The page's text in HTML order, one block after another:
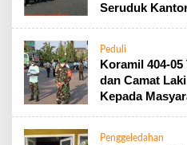
Seruduk
Peduli
Koramil 404-
dan Camat
Kepada
Penggeledahan